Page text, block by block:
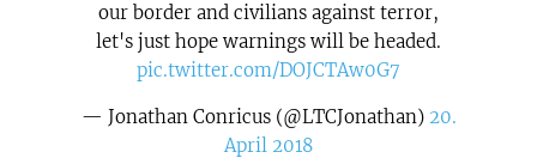
our border and civilians against terror,
let's just hope warnings will be headed.
pic.twitter.com/DOJCTAw0G7
— Jonathan Conricus (@LTCJonathan) 20.
April 2018